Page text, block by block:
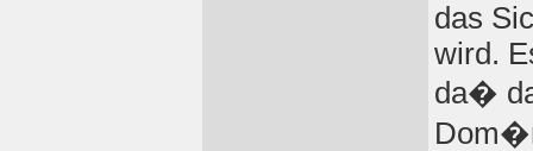
das
wird.
da�